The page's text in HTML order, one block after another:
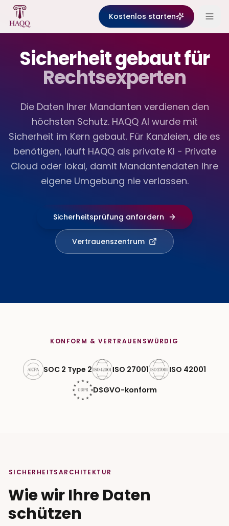
Skip to content
Kostenlos starten
Sicherheit gebaut für
Rechtsexperten
Die Daten Ihrer Mandanten verdienen den
höchsten Schutz. HAQQ AI wurde mit
Sicherheit im Kern gebaut. Für Kanzleien, die es
benötigen, läuft HAQQ als private KI - Private
Cloud oder lokal, damit Mandantendaten Ihre
eigene Umgebung nie verlassen.
Sicherheitsprüfung anfordern
Vertrauenszentrum
KONFORM & VERTRAUENSWÜRDIG
SOC 2 Type 2 ISO 27001
ISO 42001
DSGVO-konform
SICHERHEITSARCHITEKTUR
Wie wir Ihre Daten
schützen